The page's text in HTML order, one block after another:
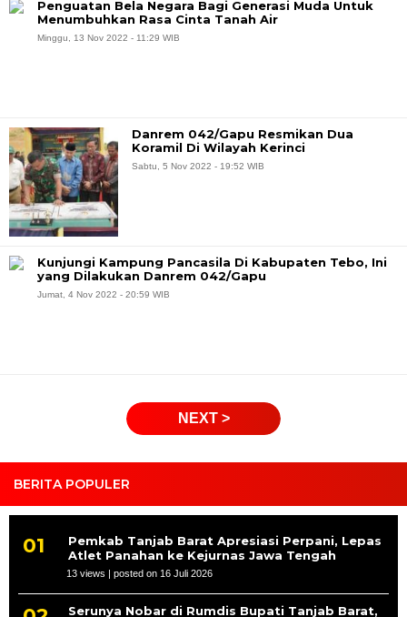
BERITA POPULER
Pemkab Tanjab Barat Apresiasi Perpani, Lepas
Atlet Panahan ke Kejurnas Jawa Tengah
13 views | posted on 16 Juli 2026
Serunya Nobar di Rumdis Bupati Tanjab Barat,
Penguatan Bela Negara Bagi Generasi Muda Untuk
Menumbuhkan Rasa Cinta Tanah Air
Minggu, 13 Nov 2022 - 11:29 WIB
Danrem 042/Gapu Resmikan Dua
Koramil Di Wilayah Kerinci
Sabtu, 5 Nov 2022 - 19:52 WIB
Kunjungi Kampung Pancasila Di Kabupaten Tebo, Ini
yang Dilakukan Danrem 042/Gapu
Jumat, 4 Nov 2022 - 20:59 WIB
NEXT >